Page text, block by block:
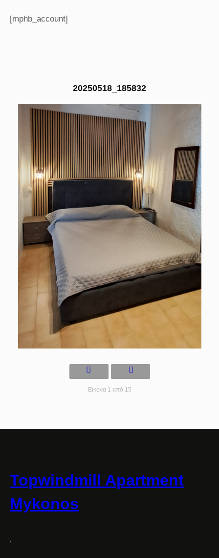
[mphb_account]
20250518_185832
Εικόνα 1 από 15
Topwindmill Apartment
Mykonos
.